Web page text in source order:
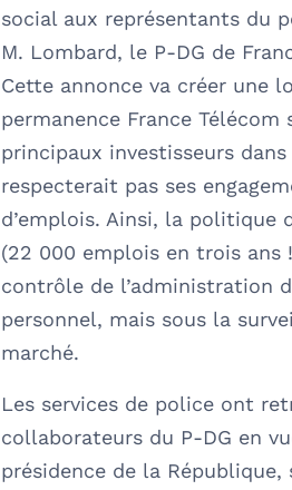
social aux représentants du
M. Lombard, le P-DG de
Cette annonce va créer une
permanence France
principaux investisseurs
respecterait pas ses
d’emplois. Ainsi, la politique
(22 000 emplois en trois ans
contrôle de l’administration
personnel, mais sous la
marché.
Les services de police ont
collaborateurs du P-DG en
présidence de la